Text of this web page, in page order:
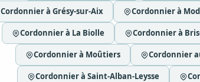
Cordonnier à Grésy-sur-Aix Cordonnier à
Cordonnier à La Biolle Cordonnier à
Cordonnier à Moûtiers Cordonnier
Cordonnier à Saint-Alban-Leysse